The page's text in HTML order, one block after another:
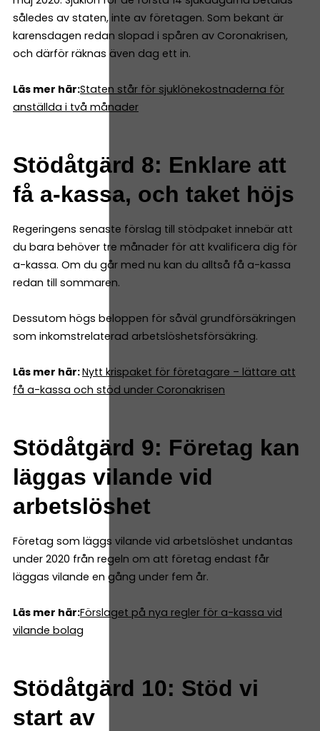
således av staten, inte av företagen. Som bekant är
karensdagen redan slopad i spåren av Coronakrisen,
och därför räknas även dag ett in.
Läs mer här:Staten står för sjuklönekostnaderna för
anställda i två månader
Stödåtgärd 8: Enklare att
få a-kassa, och taket höjs
Regeringens senaste förslag till stödpaket innebär att
du bara behöver tre månader för att kvalificera dig för
a-kassa. Om du går med nu kan du alltså få a-kassa
redan till sommaren.
Dessutom högs beloppen för såväl grundförsäkringen
som inkomstrelaterad arbetslöshetsförsäkring.
Läs mer här:Nytt krispaket för företagare – lättare att
få a-kassa och stöd under Coronakrisen
Stödåtgärd 9: Företag kan
läggas vilande vid
arbetslöshet
Företag som läggs vilande vid arbetslöshet undantas
under 2020 från regeln om att företag endast får
läggas vilande en gång under fem år.
Läs mer här:Förslaget på nya regler för a-kassa vid
vilande bolag
Stödåtgärd 10: Stöd vi
start av